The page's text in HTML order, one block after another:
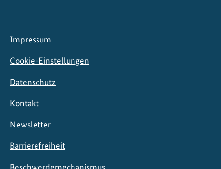
Impressum
Cookie-Einstellungen
Datenschutz
Kontakt
Newsletter
Barrierefreiheit
Beschwerdemechanismus